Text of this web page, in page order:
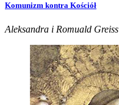
Komunizm kontra Kościół
Aleksandra i Romuald Greiss